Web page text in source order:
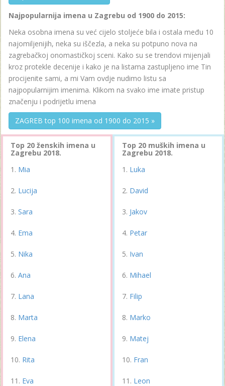
Najpopularnija imena u Zagrebu od 1900 do 2015:
Neka osobna imena su već cijelo stoljeće bila i ostala među 10
najomiljenijih, neka su iščezla, a neka su potpuno nova na
zagrebačkoj onomastičkoj sceni. Kako su se trendovi mijenjali
kroz protekle decenije i kako je na listama zastupljeno ime Tin
procijenite sami, a mi Vam ovdje nudimo listu sa
najpopularnijim imenima. Klikom na svako ime imate pristup
značenju i podrijetlu imena
ZAGREB top 100 imena od 1900 do 2015 »
Top 20 ženskih imena u
Zagrebu 2018.
Mia
Lucija
Sara
Ema
Nika
Ana
Lana
Marta
Elena
Rita
Eva
Top 20 muških imena u
Zagrebu 2018.
Luka
David
Jakov
Petar
Ivan
Mihael
Filip
Marko
Matej
Fran
Leon